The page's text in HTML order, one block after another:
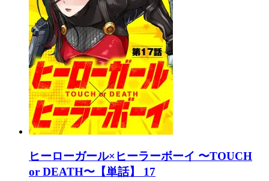
ヒーローガール×ヒーラーボーイ 〜TOUCH
or DEATH〜【単話】 17